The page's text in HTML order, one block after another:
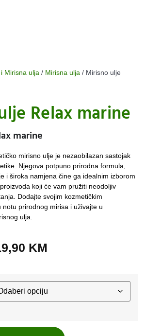
Mirisna ulja / Mirisna ulja / Mirisno ulje
Relax marine
marine
mirisno ulje je nezaobilazan sastojak
Njegova potpuno prirodna formula,
i široka namjena čine ga idealnim izborom
koji će vam pružiti neodoljiv
Dodajte svojim kozmetičkim
notu prirodnog mirisa i uživajte u
ulja.
KM